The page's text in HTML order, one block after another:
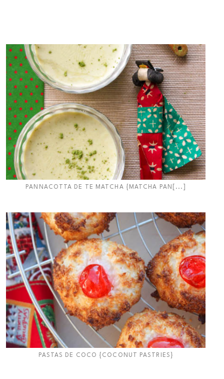
PANNACOTTA DE TE MATCHA {MATCHA PAN[...]
PASTAS DE COCO {COCONUT PASTRIES}